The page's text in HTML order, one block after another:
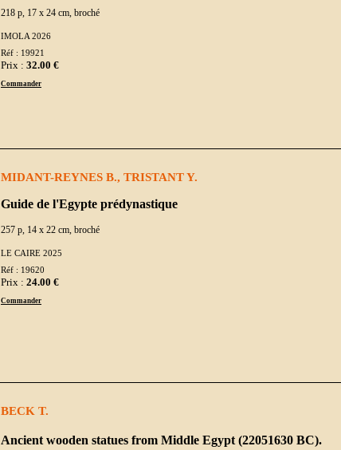
218 p, 17 x 24 cm, broché
IMOLA 2026
Réf : 19921
Prix : 32.00 €
Commander
MIDANT-REYNES B., TRISTANT Y.
Guide de l'Egypte prédynastique
257 p, 14 x 22 cm, broché
LE CAIRE 2025
Réf : 19620
Prix : 24.00 €
Commander
BECK T.
Ancient wooden statues from Middle Egypt (22051630 BC).